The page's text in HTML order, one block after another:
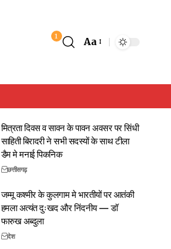
1 Aa
मित्रता दिवस व सावन के पावन अवसर पर सिंधी
साहिती बिरादरी ने सभी सदस्यों के साथ टीला
डैम मे मनाई पिकनिक
छत्तीसगढ़
जम्मू कश्मीर के कुलगाम मे भारतीयों पर आतंकी
हमला अत्यंत दुःखद और निंदनीय — डॉ
फारुख अब्दुला
देश